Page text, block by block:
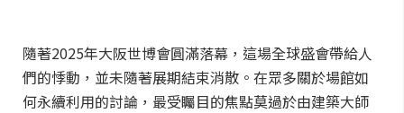
隨著2025年大阪世博會圓滿落幕，這場全球盛會帶給人
們的悸動，並未隨著展期結束消散。在眾多關於場館如
何永續利用的討論，最受矚目的焦點莫過於由建築大師